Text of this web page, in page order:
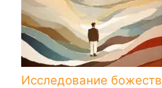
Исследование